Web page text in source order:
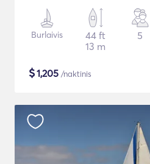
Burlaivis
44 ft
13 m
5
$1,205 /naktinis